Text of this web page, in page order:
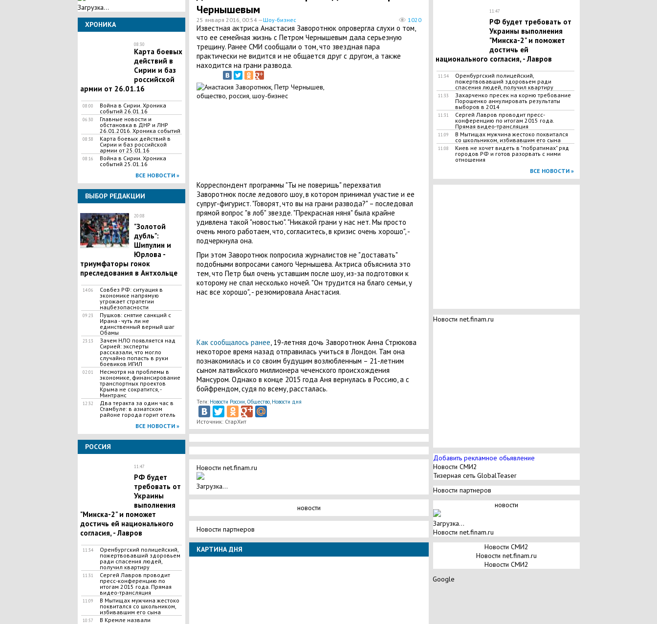
Загрузка...
ХРОНИКА
08:30
Карта боевых
действий в
Сирии и баз
российской
армии от 26.01.16
08:00
Война в Сирии. Хроника
событий 26.01.16
06:30
Главные новости и
обстановка в ДНР и ЛНР
26.01.2016. Хроника событий
08:38
Карта боевых действий в
Сирии и баз российской
армии от 25.01.16
08:16
Война в Сирии. Хроника
событий 25.01.16
ВСЕ НОВОСТИ »
ВЫБОР РЕДАКЦИИ
20:08
"Золотой
дубль":
Шипулин и
Юрлова -
триумфаторы гонок
преследования в Антхольце
14:06
Совбез РФ: ситуация в
экономике напрямую
угрожает стратегии
нацбезопасности
09:23
Пушков: снятие санкций с
Ирана - чуть ли не
единственный верный шаг
Обамы
23:13
Зачем НЛО появляется над
Сирией: эксперты
рассказали, что могло
случайно попасть в руки
боевиков ИГИЛ
02:01
Несмотря на проблемы в
экономике, финансирование
транспортных проектов
Крыма не сократится, -
Минтранс
12:32
Два теракта за один час в
Стамбуле: в азиатском
районе города горит отель
ВСЕ НОВОСТИ »
РОССИЯ
11:47
РФ будет
требовать от
Украины
выполнения
"Минска-2" и поможет
достичь ей национального
согласия, - Лавров
11:34
Оренбургский полицейский,
пожертвовавший здоровьем
ради спасения людей,
получил квартиру
11:31
Сергей Лавров проводит
пресс-конференцию по
итогам 2015 года. Прямая
видео-трансляция
11:09
В Мытищах мужчина жестоко
поквитался со школьником,
избивавшим его сына
10:57
В Кремле назвали
Чернышевым
25 января 2016, 00:54 —Шоу-бизнес 1020
​Известная актриса Анастасия Заворотнюк опровергла слухи о том,
что ее семейная жизнь с Петром Чернышевым дала серьезную
трещину. Ранее СМИ сообщали о том, что звездная пара
практически не видится и не общается друг с другом, а также
находится на грани развода.
Корреспондент программы "Ты не поверишь" перехватил
Заворотнюк после ледового шоу, в котором принимал участие и ее
супруг-фигурист. "Говорят, что вы на грани развода?" – последовал
прямой вопрос "в лоб" звезде. "Прекрасная няня" была крайне
удивлена такой "новостью". "Никакой грани у нас нет. Мы просто
очень много работаем, что, согласитесь, в кризис очень хорошо", -
подчеркнула она.
При этом Заворотнюк попросила журналистов не "доставать"
подобными вопросами самого Чернышева. Актриса объяснила это
тем, что Петр был очень уставшим после шоу, из-за подготовки к
которому не спал несколько ночей. "Он трудится на благо семьи, у
нас все хорошо", - резюмировала Анастасия.
Как сообщалось ранее , 19-летняя дочь Заворотнюк Анна Стрюкова
некоторое время назад отправилась учиться в Лондон. Там она
познакомилась и со своим будущим возлюбленным – 21-летним
сыном латвийского миллионера чеченского происхождения
Мансуром. Однако в конце 2015 года Аня вернулась в Россию, а с
бойфрендом, судя по всему, рассталась.
Теги: Новости России Общество, Новости дня
Источник: СтарХит
Новости net.finam.ru
Загрузка...
новости
Новости партнеров
КАРТИНА ДНЯ
11:47
РФ будет требовать от
Украины выполнения
"Минска-2" и поможет
достичь ей
национального согласия, - Лавров
11:34
Оренбургский полицейский,
пожертвовавший здоровьем ради
спасения людей, получил квартиру
11:33
Захарченко пресек на корню требование
Порошенко аннулировать результаты
выборов в 2014
11:31
Сергей Лавров проводит пресс-
конференцию по итогам 2015 года.
Прямая видео-трансляция
11:09
В Мытищах мужчина жестоко поквитался
со школьником, избивавшим его сына
11:08
Киев не хочет видеть в "побратимах" ряд
городов РФ и готов разорвать с ними
отношения
ВСЕ НОВОСТИ »
Новости net.finam.ru
Добавить рекламное обьявление
Новости СМИ2
Тизерная сеть GlobalTeaser
Новости партнеров
новости
Загрузка...
Новости net.finam.ru
Новости СМИ2
Новости net.finam.ru
Новости СМИ2
Google